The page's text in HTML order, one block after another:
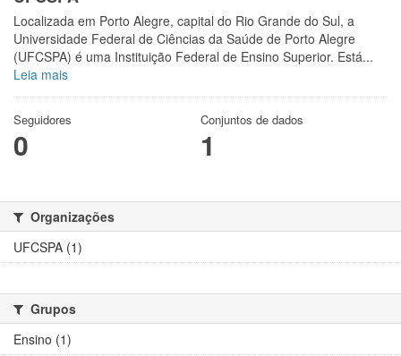
Localizada em Porto Alegre, capital do Rio Grande do Sul, a
Universidade Federal de Ciências da Saúde de Porto Alegre
(UFCSPA) é uma Instituição Federal de Ensino Superior. Está...
Leia mais
Seguidores
0
Conjuntos de dados
1
Organizações
UFCSPA (1)
Grupos
Ensino (1)